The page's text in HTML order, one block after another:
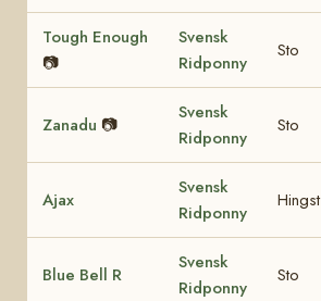
Tough Enough
📷
Svensk
Ridponny
Sto
Zanadu 📷
Svensk
Ridponny
Sto
Ajax
Svensk
Ridponny
Hingst
Blue Bell R
Svensk
Ridponny
Sto